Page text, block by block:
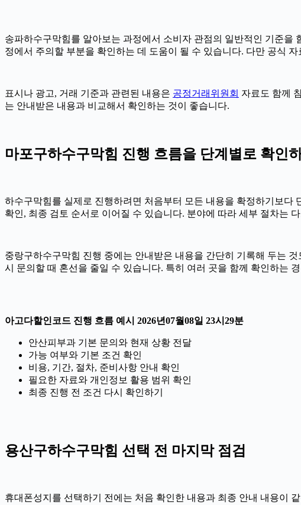
송파하수구막힘를 알아보는 과정에서 소비자 관점의 일반적인 기준을
정에서 주의할 부분을 확인하는 데 도움이 될 수 있습니다. 다만 공식
표시나 광고, 거래 기준과 관련된 내용은 공정거래위원회 자료도 함께
는 안내받은 내용과 비교해서 확인하는 것이 좋습니다.
마포구하수구막힘 진행 흐름을 단계별로 확인
하수구막힘를 실제로 진행하려면 처음부터 모든 내용을 확정하기보다
확인, 최종 검토 순서로 이어질 수 있습니다. 분야에 따라 세부 절차는
중랑구하수구막힘 진행 중에는 안내받은 내용을 간단히 기록해 두는
시 문의할 때 혼선을 줄일 수 있습니다. 특히 여러 곳을 함께 확인하는
아고다할인코드 진행 흐름 예시 2026년07월08일 23시29분
안산피부과 기본 문의와 현재 상황 전달
가능 여부와 기본 조건 확인
비용, 기간, 절차, 준비사항 안내 확인
필요한 자료와 개인정보 활용 범위 확인
최종 진행 전 조건 다시 확인하기
용산구하수구막힘 선택 전 마지막 점검
휴대폰성지를 선택하기 전에는 처음 확인한 내용과 최종 안내 내용이